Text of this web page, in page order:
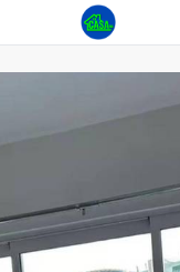
menu
2 Apartamento